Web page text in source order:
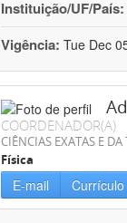
Instituição/UF/País:
Vigência: Tue Dec
COORDENADOR(A)
CIÊNCIAS EXATAS E DA
Física
E-mail Currículo